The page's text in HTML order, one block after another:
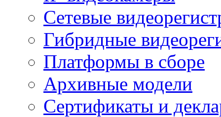
Сетевые
Гибридные
Платформы в сборе
Архивные модели
Сертификаты и